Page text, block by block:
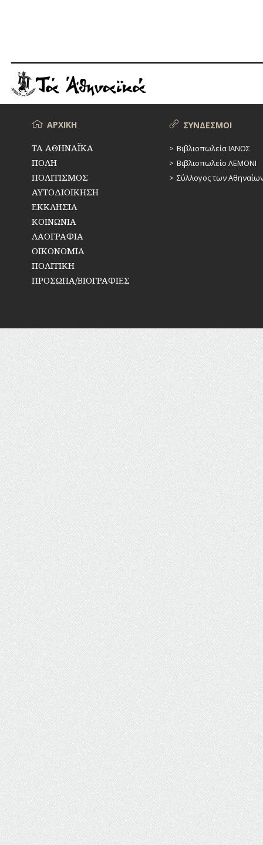
ΜενούΑΡΧΙΚΗ
ΤΑ ΑΘΗΝΑΪΚΑ
ΠΟΛΗ
ΠΟΛΙΤΙΣΜΟΣ
ΑΥΤΟΔΙΟΙΚΗΣΗ
ΕΚΚΛΗΣΙΑ
ΚΟΙΝΩΝΙΑ
ΛΑΟΓΡΑΦΙΑ
ΟΙΚΟΝΟΜΙΑ
ΠΟΛΙΤΙΚΗ
ΠΡΟΣΩΠΑ/ΒΙΟΓΡΑΦΙΕΣ
ΣΥΝΔΕΣΜΟΙ
Βιβλιοπωλεία ΙΑΝΟΣ
Βιβλιοπωλείο ΛΕΜΟΝΙ
Σύλλογος των